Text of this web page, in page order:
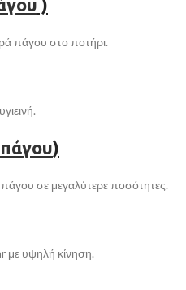
)
πάγου στο ποτήρι.
)
πάγου σε μεγαλύτερε ποσότητες.
με υψηλή κίνηση.